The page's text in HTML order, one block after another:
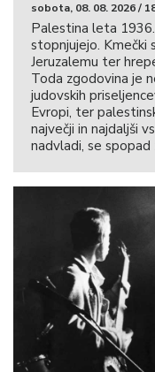
sobota, 08. 08. 2026 /
Palestina leta
stopnjujejo. Kmečki
Jeruzalemu ter
Toda zgodovina je
judovskih
Evropi, ter
največji in najdaljši
nadvladi, se